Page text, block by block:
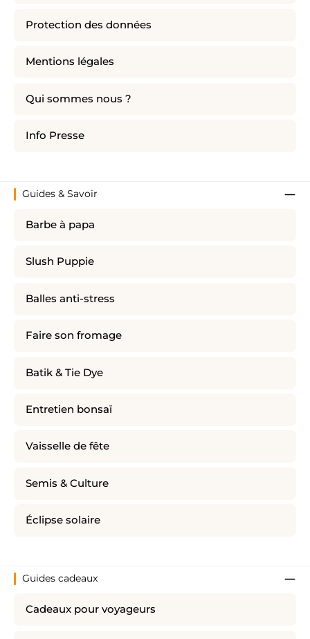
Protection des données
Mentions légales
Qui sommes nous ?
Info Presse
Guides & Savoir
Barbe à papa
Slush Puppie
Balles anti-stress
Faire son fromage
Batik & Tie Dye
Entretien bonsaï
Vaisselle de fête
Semis & Culture
Éclipse solaire
Guides cadeaux
Cadeaux pour voyageurs